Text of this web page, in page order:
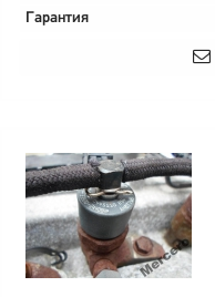
Гарантия